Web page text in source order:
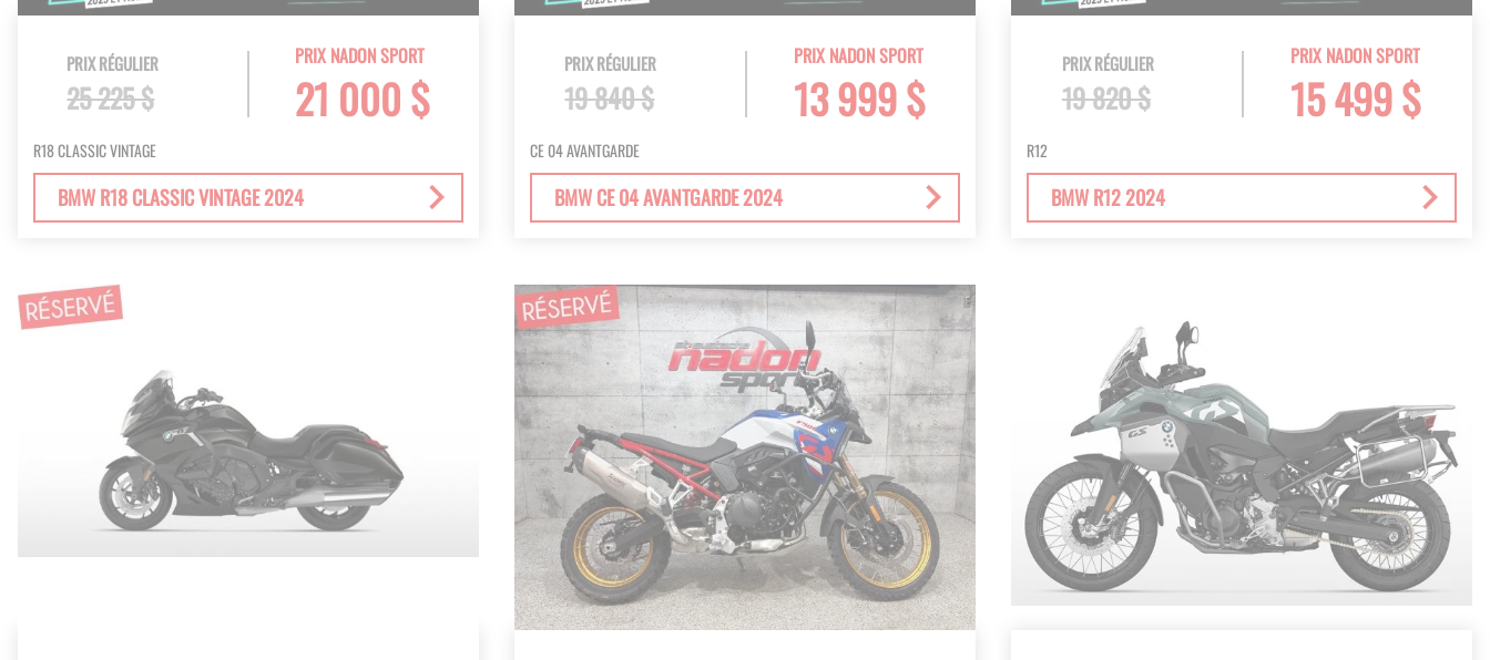
PRIX NADON SPORT
21 000 $
PRIX RÉGULIER
25 225 $
R18 CLASSIC VINTAGE
BMW R18 CLASSIC VINTAGE 2024
PRIX NADON SPORT
13 999 $
PRIX RÉGULIER
19 840 $
CE 04 AVANTGARDE
BMW CE 04 AVANTGARDE 2024
PRIX NADON SPORT
15 499 $
PRIX RÉGULIER
19 820 $
R12
BMW R12 2024